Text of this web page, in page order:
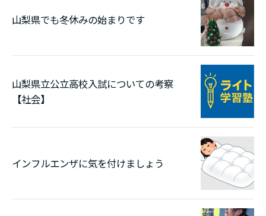
山梨県でも冬休みの始まりです
山梨県立公立高校入試についての考察
【社会】
インフルエンザに気を付けましょう